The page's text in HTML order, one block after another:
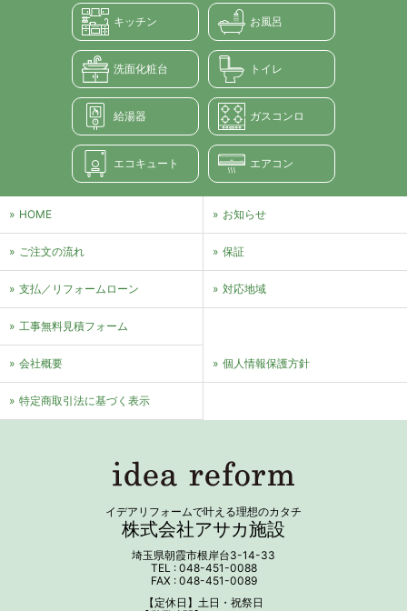
イデアリフォームで叶える理想のカタチ
株式会社アサカ施設
埼玉県朝霞市根岸台3-14-33
TEL : 048-451-0088
FAX : 048-451-0089
【定休日】土日・祝祭日
キッチン お風呂
洗面化粧台 トイレ
給湯器 ガスコンロ
エコキュート エアコン
HOME お知らせ
ご注文の流れ 保証
支払／リフォームローン 対応地域
⼯事無料⾒積フォーム
会社概要 個⼈情報保護⽅針
特定商取引法に基づく表⽰